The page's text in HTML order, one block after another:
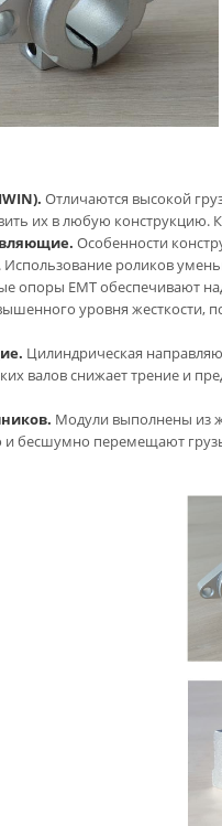
Отличаются высокой
их в любую
Особенности
роликов
опоры EMT обеспечивают
уровня жесткости,
Цилиндрическая
валов снижает трение и
Модули выполнены из
и бесшумно перемещают